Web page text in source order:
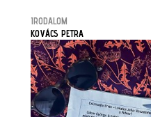
IRODALOM
KOVÁCS PETRA